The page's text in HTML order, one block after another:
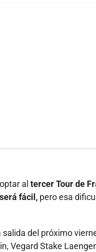
al tercer Tour de
fácil, pero esa
del próximo
Vegard Stake